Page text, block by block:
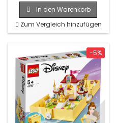
In den Warenkorb
Zum Vergleich hinzufügen
-5%